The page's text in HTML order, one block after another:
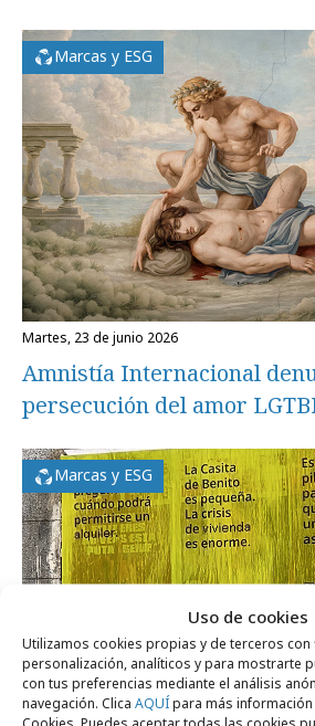
Uso de cookies
Utilizamos cookies propias y de terceros con
personalización, analíticos y para mostrarte
con tus preferencias mediante el análisis
navegación. Clica AQUÍpara más
Cookies. Puedes aceptar todas las cookies
Marcas y ESG
martes, 23 de junio 2026
Amnistía Internacional
persecución del amor
Marcas y ESG